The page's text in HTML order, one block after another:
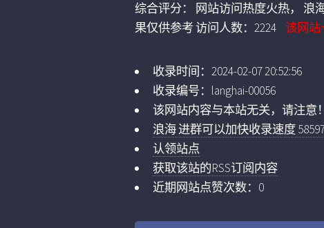
综合评分：
网站访问热度火热， 浪
果仅供参考访问人数：2224 该网站
收录时间：2024-02-07 20:52:56
收录编号： langhai-00056
该网站内容与本站无关，请注意
浪海 进群可以加快收录速度
认领站点
获取该站的RSS订阅内容
近期网站点赞次数：0